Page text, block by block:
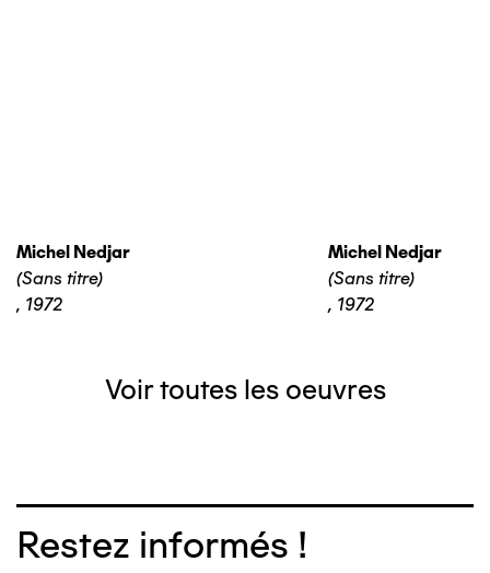
Michel Nedjar
(Sans titre)
, 1972
Michel Nedjar
(Sans titre)
, 1972
Voir toutes les oeuvres
Restez informés !